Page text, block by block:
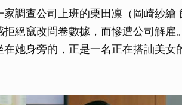
家調查公司上班的栗田凛（岡崎紗繪
絕竄改問卷數據，而慘遭公司解雇
在她身旁的，正是一名正在搭訕美